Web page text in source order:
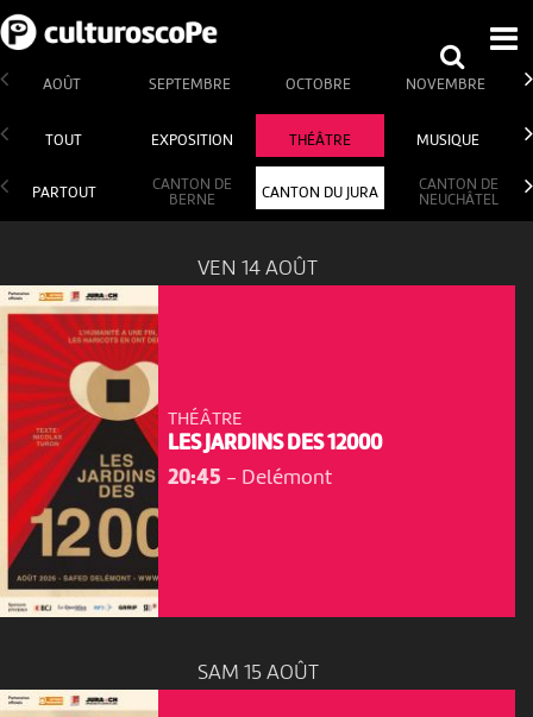
AOÛT SEPTEMBRE OCTOBRE NOVEMBRE
TOUT EXPOSITION THÉÂTRE MUSIQUE
PARTOUT
CANTON DE
BERNE
CANTON DU JURA
CANTON DE
NEUCHÂTEL
VEN 14 AOÛT
THÉÂTRE
LES JARDINS DES 12000
20:45 - Delémont
SAM 15 AOÛT